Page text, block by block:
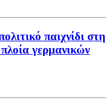
παιχνίδι στη
γερμανικών